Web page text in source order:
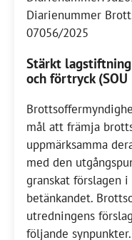
Diarienummer
07056/2025
Stärkt
och förtryck
mål att främja
uppmärksamma
med den
granskat förslagen i
betänkandet.
utredningens
följande synpunkter.